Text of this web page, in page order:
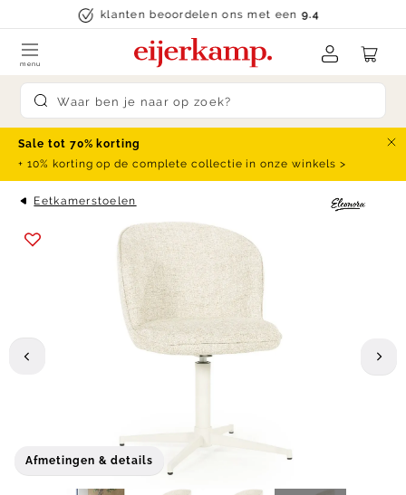
Skip to contentklanten beoordelen ons met een9.4
Submit search
menu
Sale tot 70% korting
+ 10% korting op de complete collectie in onze winkels >
Eetkamerstoelen
Afmetingen & details